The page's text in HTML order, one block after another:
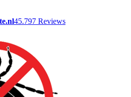
45.797 Reviews